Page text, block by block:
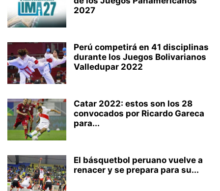
2027
Perú competirá en 41 disciplinas
durante los Juegos Bolivarianos
Valledupar 2022
Catar 2022: estos son los 28
convocados por Ricardo Gareca
para...
El básquetbol peruano vuelve a
renacer y se prepara para su...